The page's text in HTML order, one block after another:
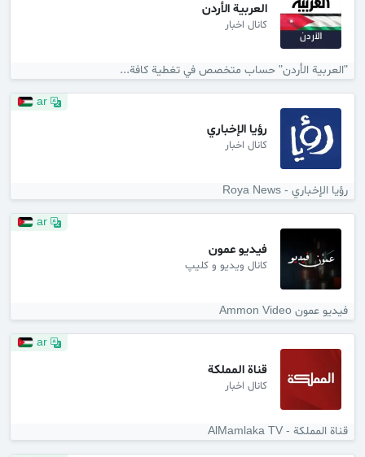
العربية الأردن
کانال اخبار
"العربية الأردن" حساب متخصص في تغطية كافة...
رؤيا الإخباري
کانال اخبار
رؤيا الإخباري - Roya News
فيديو عمون
کانال ویدیو و کلیپ
فيديو عمون Ammon Video
قناة المملكة
کانال اخبار
قناة المملكة - AlMamlaka TV